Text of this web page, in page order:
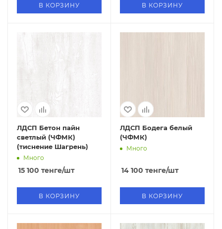
В КОРЗИНУ В КОРЗИНУ
ЛДСП Бетон пайн
светлый (ЧФМК)
(тиснение Шагрень)
Много
15 100 тенге/шт
В КОРЗИНУ
ЛДСП Бодега белый
(ЧФМК)
Много
14 100 тенге/шт
В КОРЗИНУ